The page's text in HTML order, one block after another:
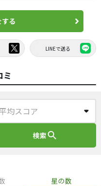
る
LINEで送る
検索search
星の数